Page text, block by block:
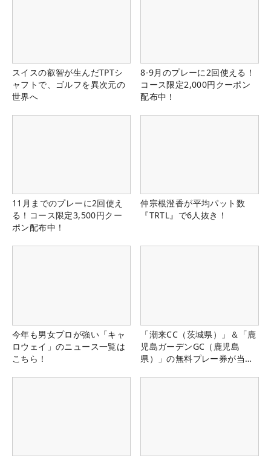
スイスの叡智が生んだTPTシ
ャフトで、ゴルフを異次元の
世界へ
8-9月のプレーに2回使える！
コース限定2,000円クーポン
配布中！
11月までのプレーに2回使え
る！コース限定3,500円クー
ポン配布中！
仲宗根澄香が平均パット数
『TRTL』で6人抜き！
今年も男女プロが強い「キャ
ロウェイ」のニュース一覧は
こちら！
「潮来CC（茨城県）」＆「鹿
児島ガーデンGC（鹿児島
県）」の無料プレー券が当た